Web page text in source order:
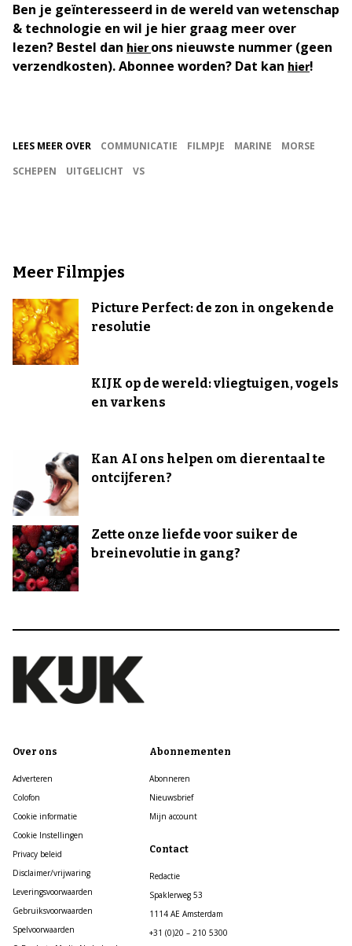
Ben je geïnteresseerd in de wereld van wetenschap
& technologie en wil je hier graag meer over
lezen? Bestel dan hierons nieuwste nummer (geen
verzendkosten). Abonnee worden? Dat kan hier!
LEES MEER OVER COMMUNICATIE FILMPJE MARINE
MORSE
SCHEPEN
UITGELICHT VS
Meer Filmpjes
Picture Perfect: de zon in ongekende
resolutie
KIJK op de wereld: vliegtuigen, vogels
en varkens
Kan AI ons helpen om dierentaal te
ontcijferen?
Zette onze liefde voor suiker de
breinevolutie in gang?
Over ons
Adverteren
Colofon
Cookie informatie
Cookie Instellingen
Privacy beleid
Disclaimer/vrijwaring
Leveringsvoorwaarden
Gebruiksvoorwaarden
Spelvoorwaarden
Abonnementen
Abonneren
Nieuwsbrief
Mijn account
Contact
Redactie
Spaklerweg 53
1114 AE Amsterdam
+31 (0)20 – 210 5300